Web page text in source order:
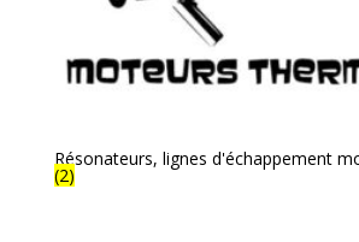
Résonateurs, lignes d'échappement
(2)